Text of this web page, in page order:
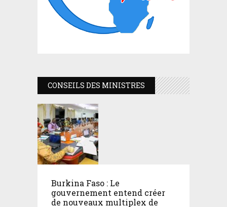
CONSEILS DES MINISTRES
Burkina Faso : Le
gouvernement entend créer
de nouveaux multiplex de